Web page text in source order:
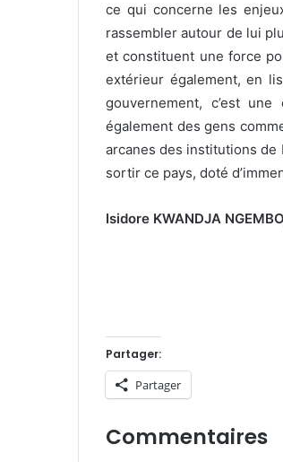
ce qui concerne les
rassembler autour de lui
et constituent une force
extérieur également, en
gouvernement, c’est
également des gens
arcanes des institutions de
sortir ce pays, doté
Isidore KWANDJA
Partager:
Partager
Commentaires